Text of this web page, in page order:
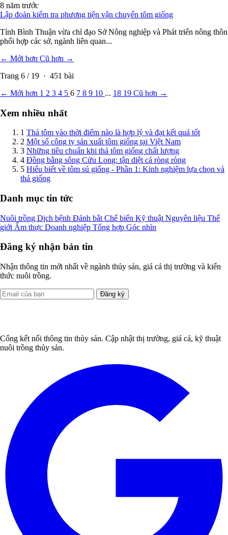
8 năm trước
Lập đoàn kiểm tra phương tiện vận chuyển tôm giống
Tỉnh Bình Thuận vừa chỉ đạo Sở Nông nghiệp và Phát triển nông thôn
phối hợp các sở, ngành liên quan...
← Mới hơn Cũ hơn →
Trang 6 / 19 · 451 bài
← Mới hơn 1 2 3 4 5 6 7 8 9 10 ... 18 19 Cũ hơn →
Xem nhiều nhất
1 Thả tôm vào thời điểm nào là hợp lý và đạt kết quả tốt
2 Một số công ty sản xuất tôm giống tại Việt Nam
3 Những tiêu chuẩn khi thả tôm giống chất lượng
4 Đồng bằng sông Cửu Long: tận diệt cá ròng ròng
5 Hiểu biết về tôm sú giống - Phần 1: Kinh nghiệm lựa chọn và
thả giống
Danh mục tin tức
Nuôi trồng Dịch bệnh Đánh bắt Chế biến Kỹ thuật Nguyên liệu Thế
giới Ẩm thực Doanh nghiệp Tổng hợp Góc nhìn
Đăng ký nhận bản tin
Nhận thông tin mới nhất về ngành thủy sản, giá cả thị trường và kiến
thức nuôi trồng.
Đăng ký
Cổng kết nối thông tin thủy sản. Cập nhật thị trường, giá cả, kỹ thuật
nuôi trồng thủy sản.